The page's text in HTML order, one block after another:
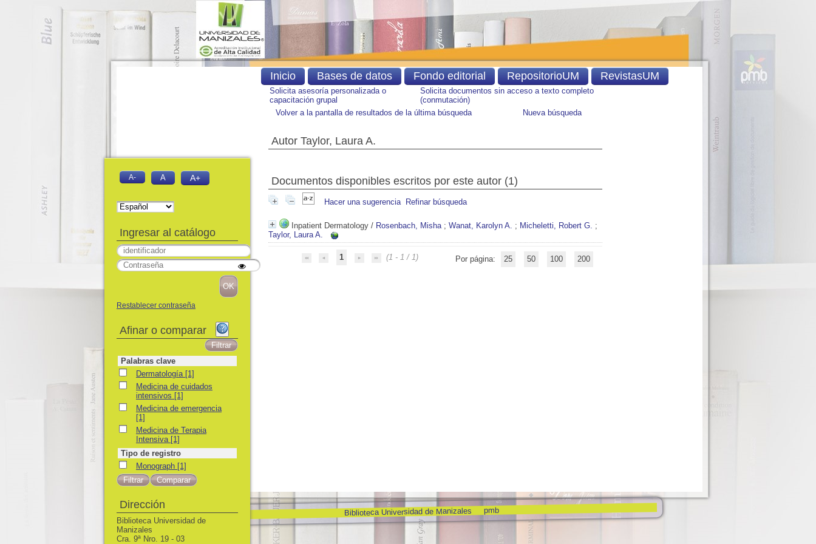
Solicita asesoría personalizada o
capacitación grupal
Solicita documentos sin acceso a texto completo
(conmutación)
Volver a la pantalla de resultados de la última búsqueda
Nueva búsqueda
Autor Taylor, Laura A.
Documentos disponibles escritos por este autor (1)
Hacer una sugerencia Refinar búsqueda
Inpatient Dermatology / Rosenbach, Misha; Wanat, Karolyn A. ; Micheletti, Robert G. ;
Taylor, Laura A.
1 (1 - 1 / 1) Por página: 25 50 100 200
Biblioteca Universidad de Manizales pmb
Inicio Bases de datos Fondo editorial RepositorioUM RevistasUM
A- A A+
Ingresar al catálogo
Restablecer contraseña
Afinar o comparar
Palabras clave
Dermatología
Dermatología [1]
Medicina de cuidados intensivos
Medicina de cuidados
intensivos [1]
Medicina de emergencia
Medicina de emergencia
[1]
Medicina de Terapia Intensiva
Medicina de Terapia
Intensiva [1]
Tipo de registro
Monograph
Monograph [1]
Dirección
Biblioteca Universidad de
Manizales
Cra. 9ª Nro. 19 - 03